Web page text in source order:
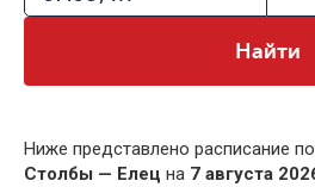
Найти
Ниже представлено расписание
Столбы — Елец на 7 августа